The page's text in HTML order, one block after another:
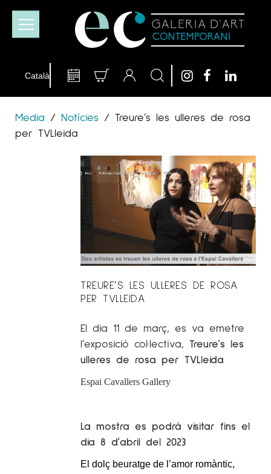
Media / Notícies / Treure’s les ulleres de rosa
per TVLleida
TREURE’S LES ULLERES DE ROSA
PER TVLLEIDA
El dia 11 de març, es va emetre
l’exposició col·lectiva, Treure’s les
ulleres de rosa per TVLleida
Espai Cavallers Gallery
La mostra es podrà visitar fins el
dia 8 d’abril del 2023
El dolç beuratge de l’amor romàntic,